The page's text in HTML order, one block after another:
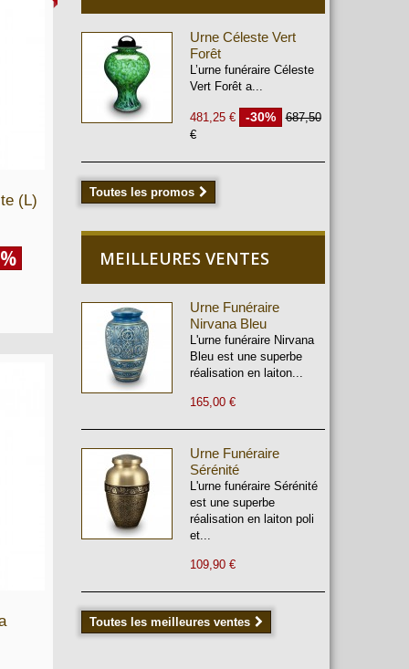
Urne Céleste Vert
Forêt
L’urne funéraire Céleste
Vert Forêt a...
481,25 € -30%
687,50
€
Toutes les promos
MEILLEURES VENTES
Urne Funéraire
Nirvana Bleu
L'urne funéraire Nirvana
Bleu est une superbe
réalisation en laiton...
165,00 €
Urne Funéraire
Sérénité
L'urne funéraire Sérénité
est une superbe
réalisation en laiton poli
et...
109,90 €
Toutes les meilleures ventes
(L)